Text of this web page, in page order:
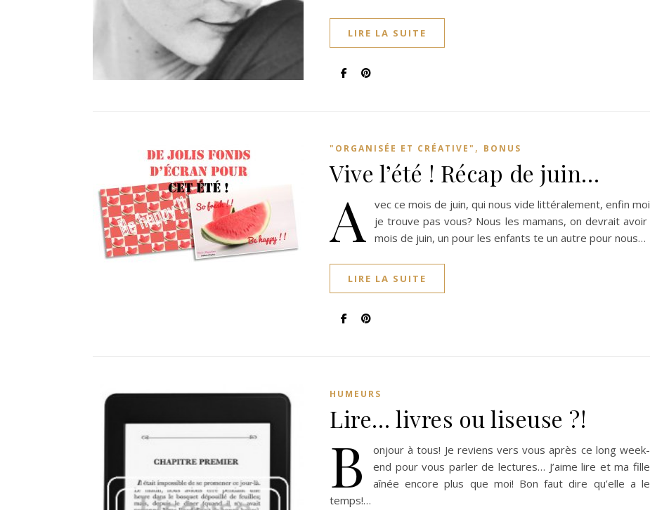
LIRE LA SUITE
"ORGANISÉE ET CRÉATIVE" , BONUS
Vive l’été ! Récap de juin…
A
vec ce mois de juin, qui nous vide littéralement, enfin moi
je trouve pas vous? Nous les mamans, on devrait avoir
mois de juin, un pour les enfants te un autre pour nous…
LIRE LA SUITE
HUMEURS
Lire… livres ou liseuse ?!
B
onjour à tous! Je reviens vers vous après ce long week-
end pour vous parler de lectures… J’aime lire et ma fille
aînée encore plus que moi! Bon faut dire qu’elle a le
temps!…